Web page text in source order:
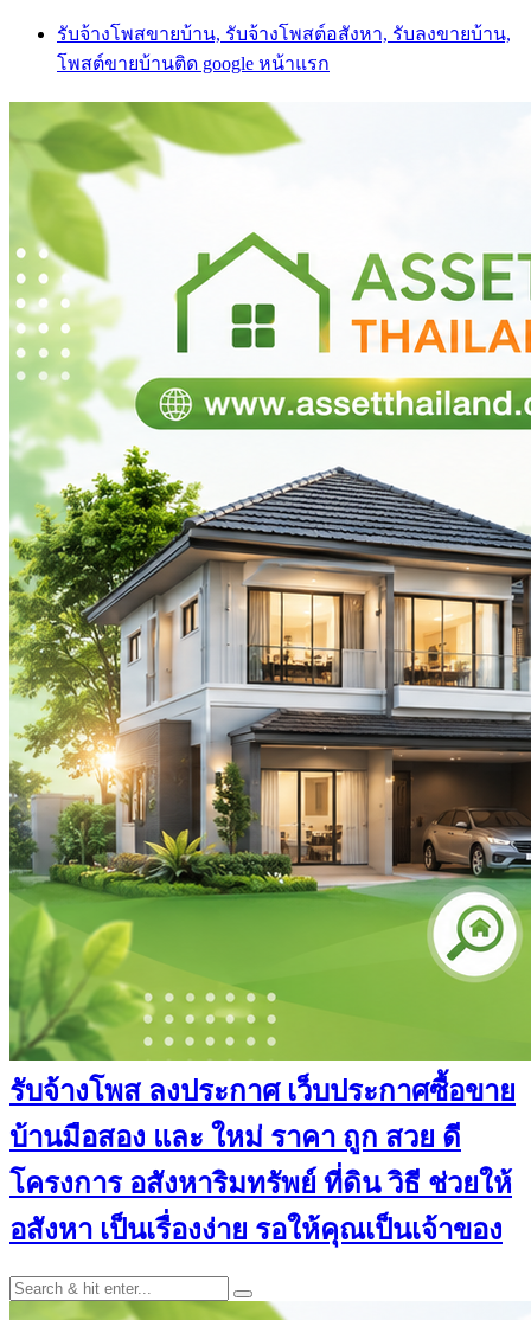
Skip
content
รับจ้างโพสขายบ้าน, รับจ้างโพสต์อสังหา, รับลงขายบ้าน,
โพสต์ขายบ้านติด google หน้าแรก
รับจ้างโพส ลงประกาศ เว็บประกาศซื้อขาย
บ้านมือสอง และ ใหม่ ราคา ถูก สวย ดี
โครงการ อสังหาริมทรัพย์ ที่ดิน วิธี ช่วยให้
อสังหา เป็นเรื่องง่าย รอให้คุณเป็นเจ้าของ